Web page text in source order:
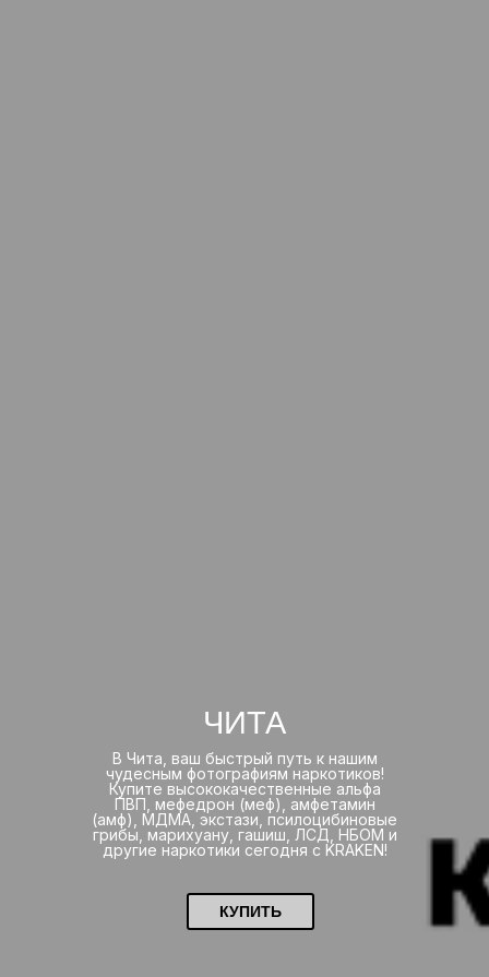
ЧИТА
В Чита, ваш быстрый путь к нашим
чудесным фотографиям наркотиков!
Купите высококачественные альфа
ПВП, мефедрон (меф), амфетамин
(амф), МДМА, экстази, псилоцибиновые
грибы, марихуану, гашиш, ЛСД, НБОМ и
другие наркотики сегодня с KRAKEN!
КУПИТЬ